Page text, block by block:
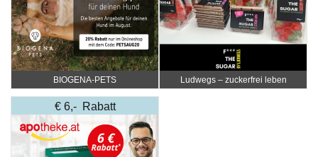
BIOGENA-PETS Ludwegs – zuckerfrei leben
€ 6,- Rabatt